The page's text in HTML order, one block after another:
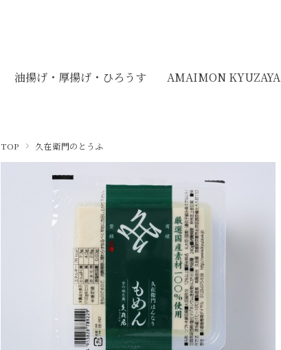
油揚げ・厚揚げ・ひろうす AMAIMON KYUZAYA
TOP 久在衛門のとうふ